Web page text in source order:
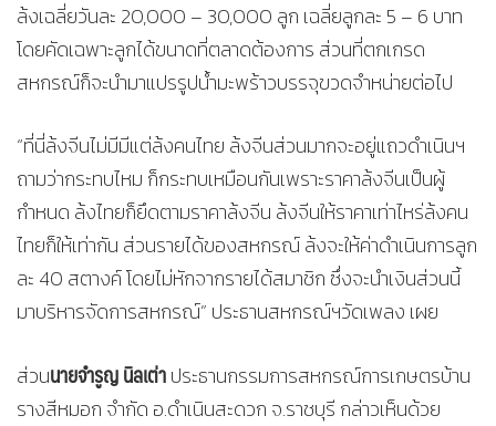
ล้งเฉลี่ยวันละ 20,000 – 30,000 ลูก เฉลี่ยลูกละ 5 – 6 บาท
โดยคัดเฉพาะลูกได้ขนาดที่ตลาดต้องการ ส่วนที่ตกเกรด
สหกรณ์ก็จะนำมาแปรรูปน้ำมะพร้าวบรรจุขวดจำหน่ายต่อไป
“ที่นี่ล้งจีนไม่มีมีแต่ล้งคนไทย ล้งจีนส่วนมากจะอยู่แถวดำเนินฯ
ถามว่ากระทบไหม ก็กระทบเหมือนกันเพราะราคาล้งจีนเป็นผู้
กำหนด ล้งไทยก็ยึดตามราคาล้งจีน ล้งจีนให้ราคาเท่าไหร่ล้งคน
ไทยก็ให้เท่ากัน ส่วนรายได้ของสหกรณ์ ล้งจะให้ค่าดำเนินการลูก
ละ 40 สตางค์ โดยไม่หักจากรายได้สมาชิก ซึ่งจะนำเงินส่วนนี้
มาบริหารจัดการสหกรณ์” ประธานสหกรณ์ฯวัดเพลง เผย
ส่วนนายจำรูญ นิลเต่าประธานกรรมการสหกรณ์การเกษตรบ้าน
รางสีหมอก จำกัด อ.ดำเนินสะดวก จ.ราชบุรี กล่าวเห็นด้วย